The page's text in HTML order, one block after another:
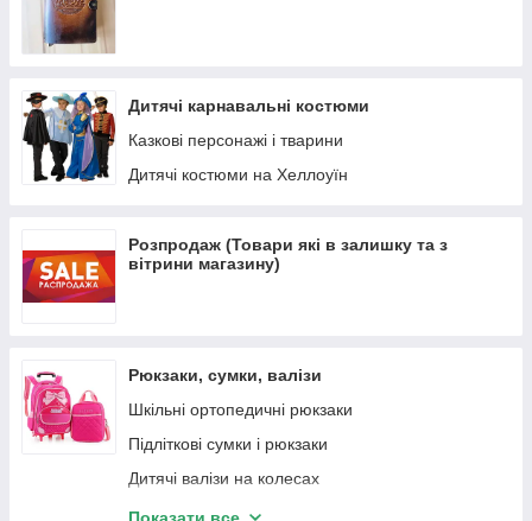
Гірлянди з мішури
Новорічні наклейки, плакати, календарі
Бусы на елку
Дитячі карнавальні костюми
Казкові персонажі і тварини
Дитячі костюми на Хеллоуїн
Розпродаж (Товари які в залишку та з
вітрини магазину)
Рюкзаки, сумки, валізи
Шкільні ортопедичні рюкзаки
Підліткові сумки і рюкзаки
Дитячі валізи на колесах
Дошкільні сумки і рюкзаки